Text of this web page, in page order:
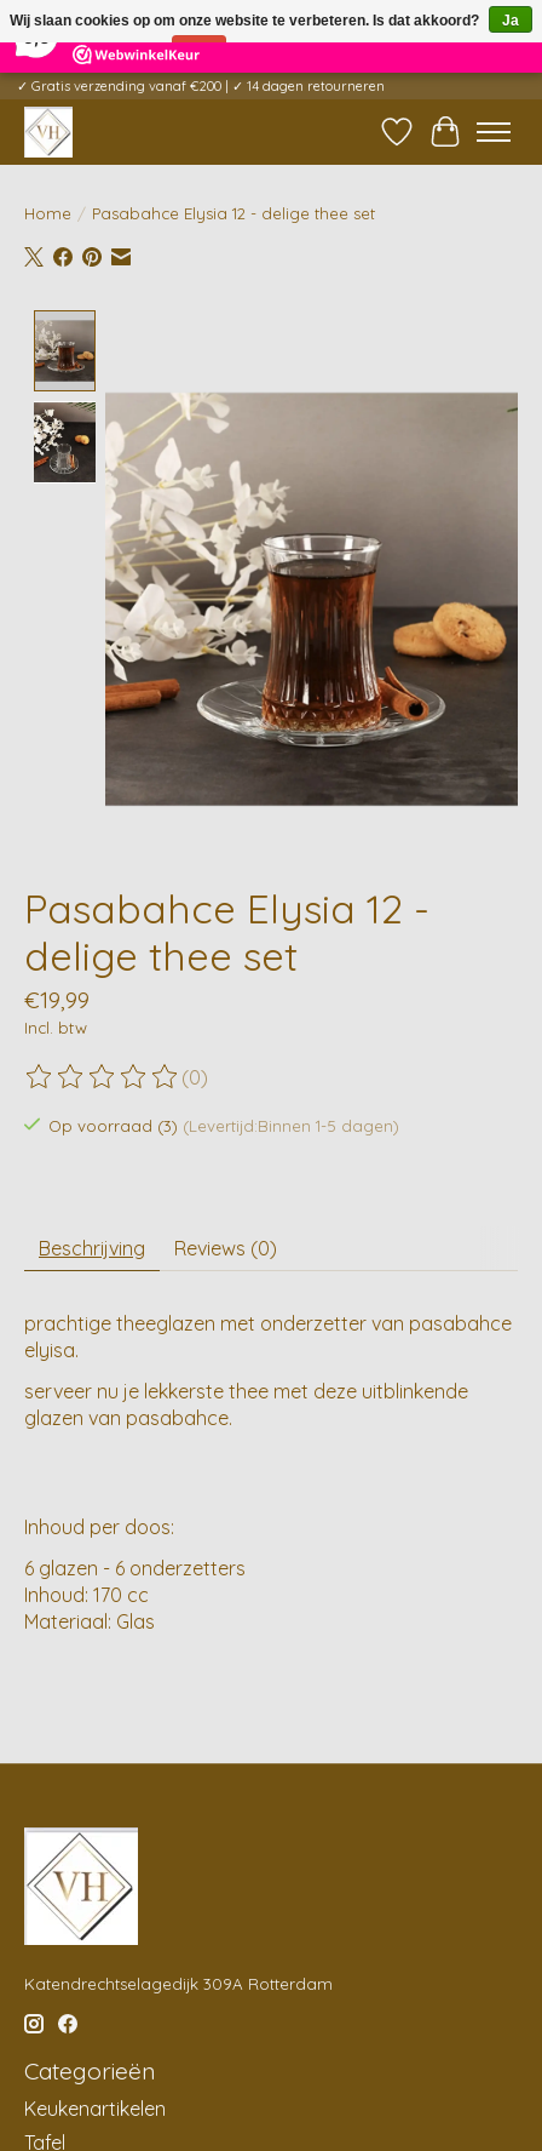
5 Reviews ×
✓ Gratis verzending vanaf €200 | ✓ 14 dagen retourneren
Verlanglijst
Home / Pasabahce Elysia 12 - delige thee set
Pasabahce Elysia 12 -
delige thee set
€19,99
Incl. btw
De beoordeling van dit product is
(0)
Op voorraad (3) (Levertijd:Binnen 1-5 dagen)
Beschrijving Reviews (0)
prachtige theeglazen met onderzetter van pasabahce
elyisa.
serveer nu je lekkerste thee met deze uitblinkende
glazen van pasabahce.
Inhoud per doos:
6 glazen - 6 onderzetters
Inhoud: 170 cc
Materiaal: Glas
Katendrechtselagedijk 309A Rotterdam
Categorieën
Keukenartikelen
Tafel
Wij slaan cookies op om onze website te verbeteren. Is dat akkoord?
Ja
Nee